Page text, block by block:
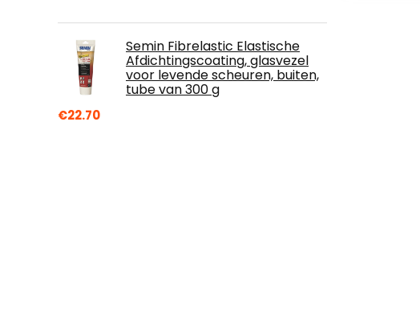
Semin Fibrelastic Elastische
Afdichtingscoating, glasvezel
voor levende scheuren, buiten,
tube van 300 g
€22.70